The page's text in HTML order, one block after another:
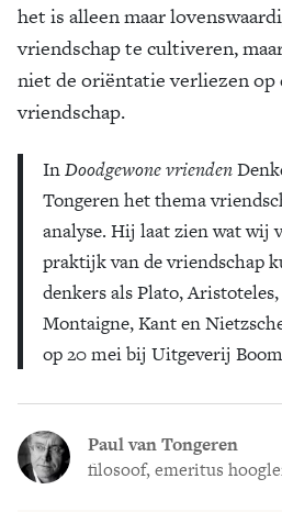
het is alleen maar
vriendschap te cultiveren,
niet de oriëntatie verliezen op
vriendschap.
InDoodgewone vrienden
Tongeren het thema
analyse. Hij laat zien wat wij
praktijk van de vriendschap
denkers als Plato,
Montaigne, Kant en
op 20 mei bij Uitgeverij
Paul van Tongeren
filosoof, emeritus